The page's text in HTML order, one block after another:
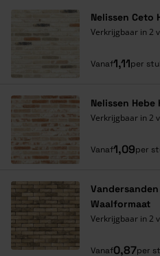
Nelissen Ceto
Verkrijgbaar in 2
Vanaf1,11per
Nelissen
Verkrijgbaar in 2
Vanaf1,09per
Waalformaat
Verkrijgbaar in 2
Vanaf0,87per